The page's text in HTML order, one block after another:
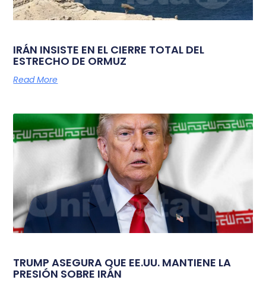
IRÁN INSISTE EN EL CIERRE TOTAL DEL
ESTRECHO DE ORMUZ
Read More
TRUMP ASEGURA QUE EE.UU. MANTIENE LA
PRESIÓN SOBRE IRÁN